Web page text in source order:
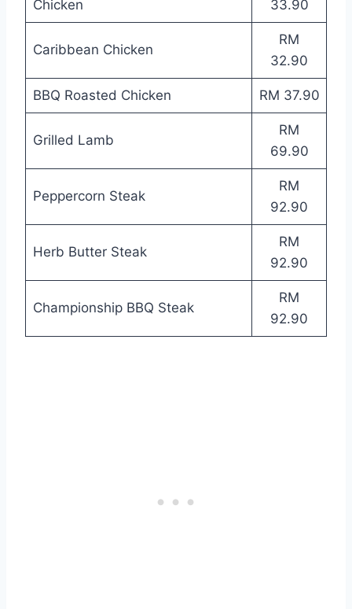
Chicken
33.90
Caribbean Chicken
RM
32.90
BBQ Roasted Chicken RM 37.90
Grilled Lamb
RM
69.90
Peppercorn Steak
RM
92.90
Herb Butter Steak
RM
92.90
Championship BBQ Steak
RM
92.90